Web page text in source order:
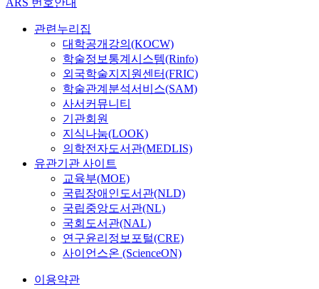
관련누리집
대학공개강의(KOCW)
학술정보통계시스템(Rinfo)
외국학술지지원센터(FRIC)
학술관계분석서비스(SAM)
사서커뮤니티
기관회원
지식나눔(LOOK)
의학전자도서관(MEDLIS)
유관기관 사이트
교육부(MOE)
국립장애인도서관(NLD)
국립중앙도서관(NL)
국회도서관(NAL)
연구윤리정보포털(CRE)
사이언스온 (ScienceON)
이용약관